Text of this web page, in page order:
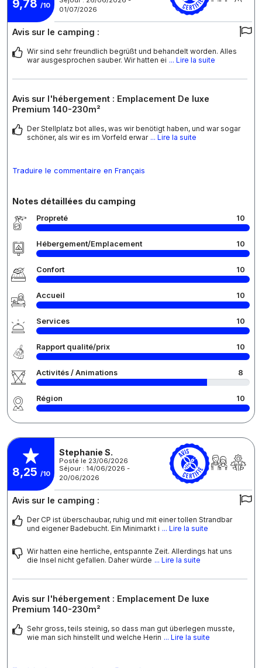
9,78 /10
01/07/2026
Avis sur le camping :
Wir sind sehr freundlich begrüßt und behandelt worden. Alles
war ausgesprochen sauber. Wir hatten ei ... Lire la suite
Avis sur l'hébergement : Emplacement De luxe
Premium 140-230m²
Der Stellplatz bot alles, was wir benötigt haben, und war sogar
schöner, als wir es im Vorfeld erwar ... Lire la suite
Traduire le commentaire en Français
Notes détaillées du camping
Propreté 10
Hébergement/Emplacement 10
Confort 10
Accueil 10
Services 10
Rapport qualité/prix 10
Activités / Animations 8
Région 10
8,25 /10
Stephanie S.
Posté le 23/06/2026
Séjour : 14/06/2026 -
20/06/2026
Avis sur le camping :
Der CP ist überschaubar, ruhig und mit einer tollen Strandbar
und eigener Badebucht. Ein Minimarkt i ... Lire la suite
Wir hatten eine herrliche, entspannte Zeit. Allerdings hat uns
die Insel nicht gefallen. Daher würde ... Lire la suite
Avis sur l'hébergement : Emplacement De luxe
Premium 140-230m²
Sehr gross, teils steinig, so dass man gut überlegen musste,
wie man sich hinstellt und welche Herin ... Lire la suite